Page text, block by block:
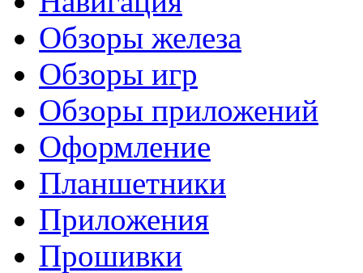
Обзоры железа
Обзоры игр
Обзоры приложений
Оформление
Планшетники
Приложения
Прошивки